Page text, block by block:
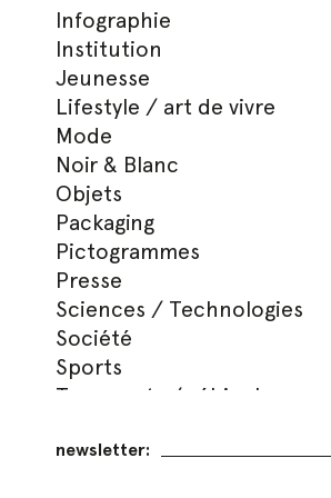
Infographie
Institution
Jeunesse
Lifestyle / art de vivre
Mode
Noir & Blanc
Objets
Packaging
Pictogrammes
Presse
Sciences / Technologies
Société
Sports
Transports / véhicules